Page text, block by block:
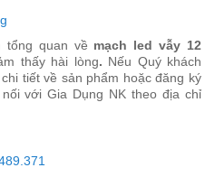
tổng quan về mạch led vẫy 12
thấy hài lòng. Nếu Quý khách
tiết về sản phẩm hoặc đăng ký
với Gia Dụng NK theo địa chỉ